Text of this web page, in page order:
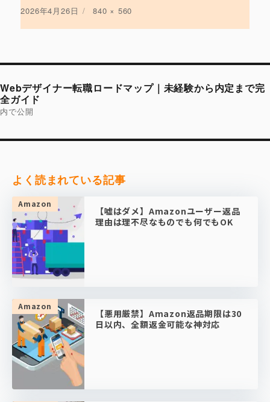
投
2026年4月26日
フ
ズ
840 × 560
投
ナ
ビ
ゲ
ー
ョ
Webデザイナー転職ロードマップ｜未経験から内定まで完
全ガイド
内で公開
よく読まれている記事
Amazon
【嘘はダメ】Amazonユーザー返品
理由は理不尽なものでも何でもOK
Amazon
【悪用厳禁】Amazon返品期限は30
日以内、全額返金可能な神対応